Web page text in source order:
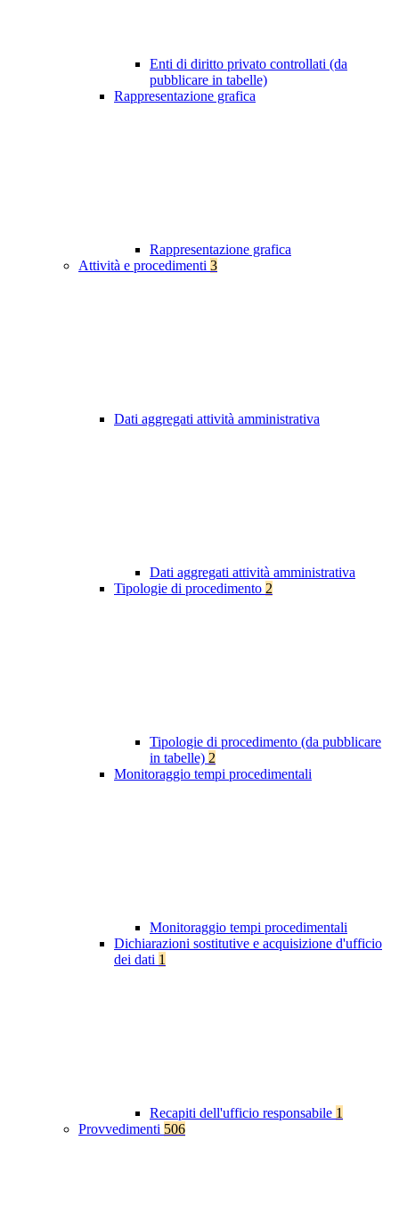
Enti di diritto privato controllati (da
pubblicare in tabelle)
Rappresentazione grafica
Rappresentazione grafica
Attività e procedimenti 3
Dati aggregati attività amministrativa
Dati aggregati attività amministrativa
Tipologie di procedimento 2
Tipologie di procedimento (da pubblicare
in tabelle) 2
Monitoraggio tempi procedimentali
Monitoraggio tempi procedimentali
Dichiarazioni sostitutive e acquisizione d'ufficio
dei dati 1
Recapiti dell'ufficio responsabile 1
Provvedimenti 506